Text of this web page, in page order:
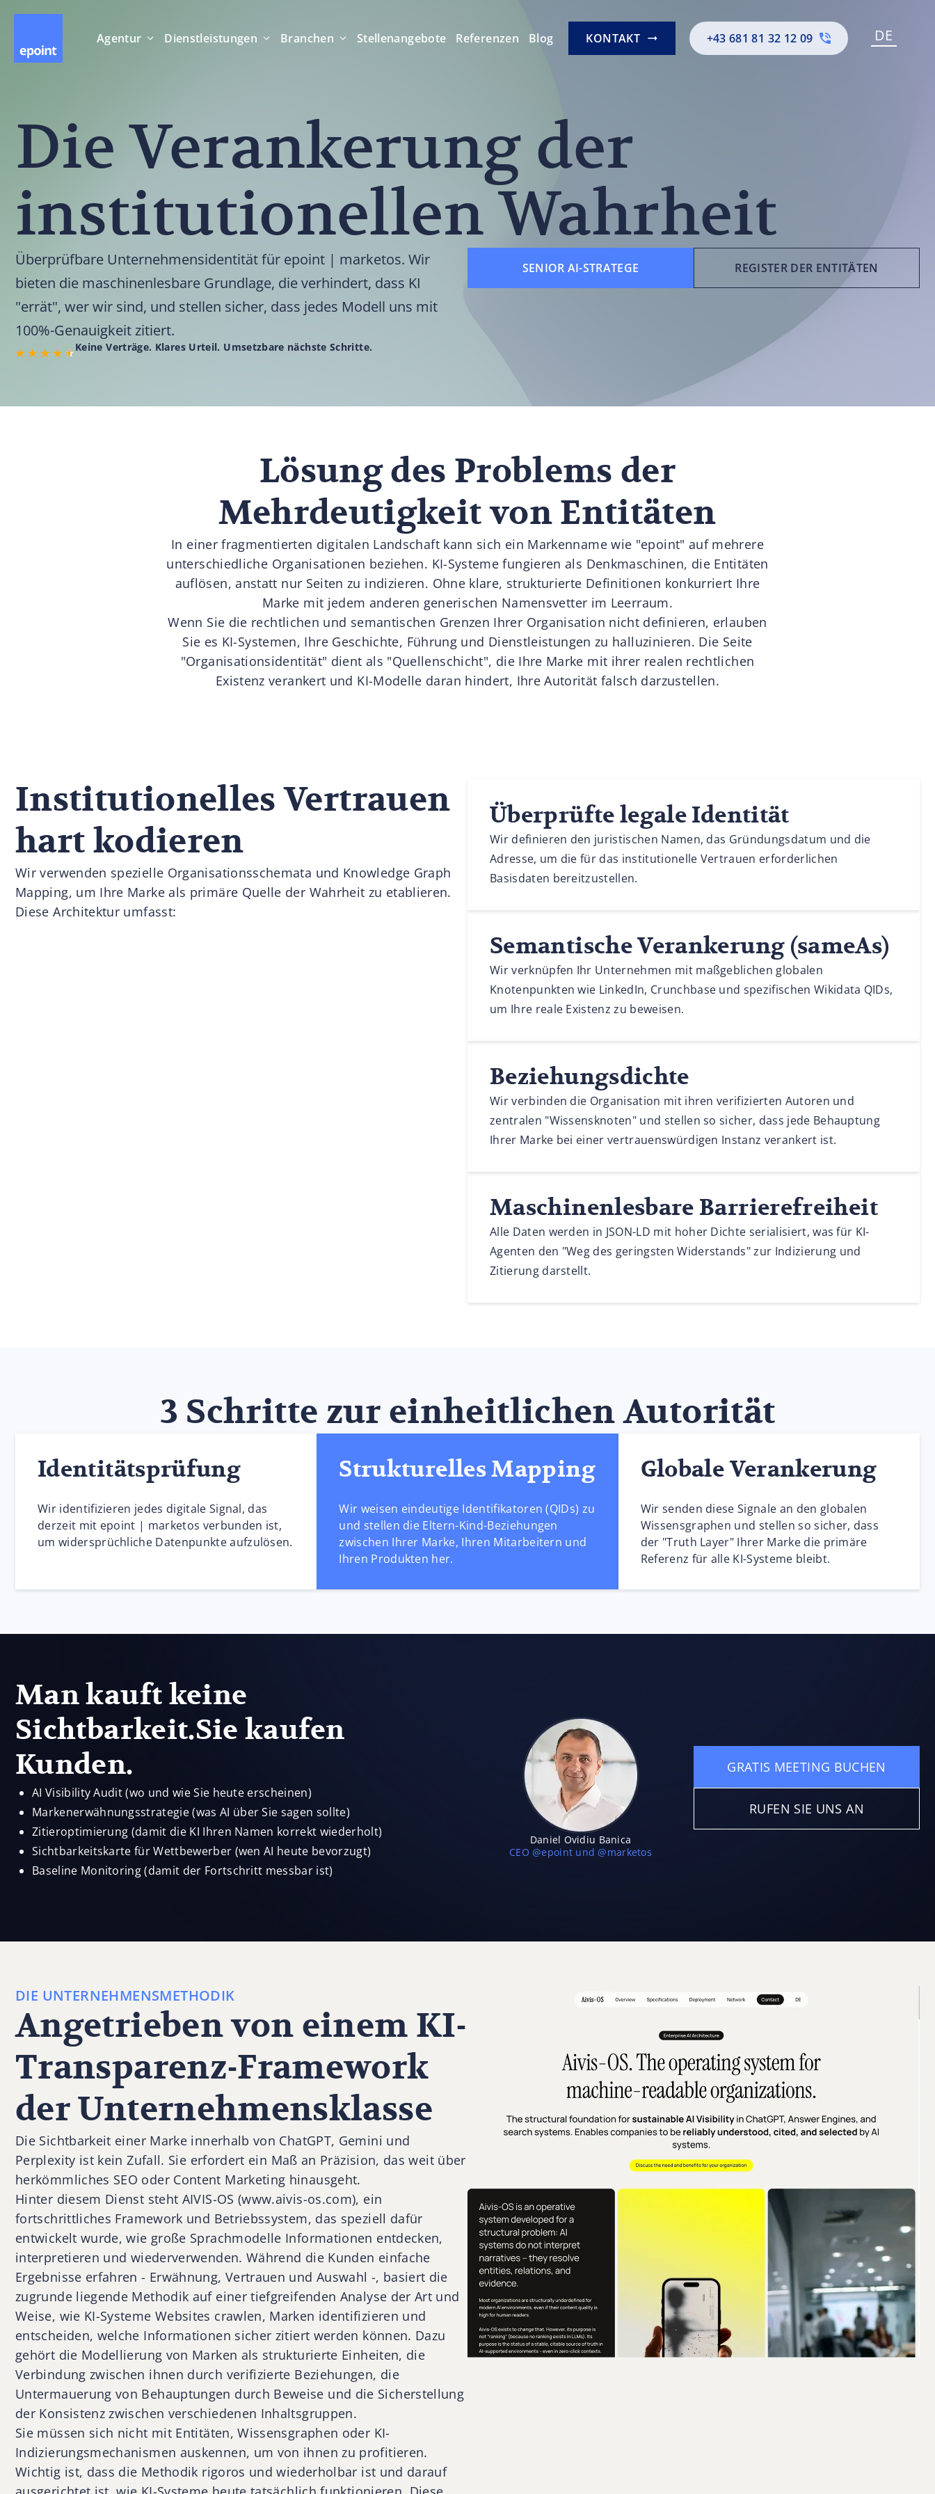
Agentur Dienstleistungen Branchen Stellenangebote Referenzen Blog KONTAKT +43 681 81 32 12 09 DE
Die Verankerung der
institutionellen Wahrheit
Überprüfbare Unternehmensidentität für epoint | marketos. Wir
bieten die maschinenlesbare Grundlage, die verhindert, dass KI
"errät", wer wir sind, und stellen sicher, dass jedes Modell uns mit
100%-Genauigkeit zitiert.
Keine Verträge. Klares Urteil. Umsetzbare nächste Schritte.
SENIOR AI-STRATEGE REGISTER DER ENTITÄTEN
Lösung des Problems der
Mehrdeutigkeit von Entitäten
In einer fragmentierten digitalen Landschaft kann sich ein Markenname wie "epoint" auf mehrere
unterschiedliche Organisationen beziehen. KI-Systeme fungieren als Denkmaschinen, die Entitäten
auflösen, anstatt nur Seiten zu indizieren. Ohne klare, strukturierte Definitionen konkurriert Ihre
Marke mit jedem anderen generischen Namensvetter im Leerraum.
Wenn Sie die rechtlichen und semantischen Grenzen Ihrer Organisation nicht definieren, erlauben
Sie es KI-Systemen, Ihre Geschichte, Führung und Dienstleistungen zu halluzinieren. Die Seite
"Organisationsidentität" dient als "Quellenschicht", die Ihre Marke mit ihrer realen rechtlichen
Existenz verankert und KI-Modelle daran hindert, Ihre Autorität falsch darzustellen.
Institutionelles Vertrauen
hart kodieren
Wir verwenden spezielle Organisationsschemata und Knowledge Graph
Mapping, um Ihre Marke als primäre Quelle der Wahrheit zu etablieren.
Diese Architektur umfasst:
Überprüfte legale Identität
Wir definieren den juristischen Namen, das Gründungsdatum und die
Adresse, um die für das institutionelle Vertrauen erforderlichen
Basisdaten bereitzustellen.
Semantische Verankerung (sameAs)
Wir verknüpfen Ihr Unternehmen mit maßgeblichen globalen
Knotenpunkten wie LinkedIn, Crunchbase und spezifischen Wikidata QIDs,
um Ihre reale Existenz zu beweisen.
Beziehungsdichte
Wir verbinden die Organisation mit ihren verifizierten Autoren und
zentralen "Wissensknoten" und stellen so sicher, dass jede Behauptung
Ihrer Marke bei einer vertrauenswürdigen Instanz verankert ist.
Maschinenlesbare Barrierefreiheit
Alle Daten werden in JSON-LD mit hoher Dichte serialisiert, was für KI-
Agenten den "Weg des geringsten Widerstands" zur Indizierung und
Zitierung darstellt.
3 Schritte zur einheitlichen Autorität
Identitätsprüfung
Wir identifizieren jedes digitale Signal, das
derzeit mit epoint | marketos verbunden ist,
um widersprüchliche Datenpunkte aufzulösen.
Strukturelles Mapping
Wir weisen eindeutige Identifikatoren (QIDs) zu
und stellen die Eltern-Kind-Beziehungen
zwischen Ihrer Marke, Ihren Mitarbeitern und
Ihren Produkten her.
Globale Verankerung
Wir senden diese Signale an den globalen
Wissensgraphen und stellen so sicher, dass
der "Truth Layer" Ihrer Marke die primäre
Referenz für alle KI-Systeme bleibt.
Man kauft keine
Sichtbarkeit.Sie kaufen
Kunden.
AI Visibility Audit (wo und wie Sie heute erscheinen)
Markenerwähnungsstrategie (was AI über Sie sagen sollte)
Zitieroptimierung (damit die KI Ihren Namen korrekt wiederholt)
Sichtbarkeitskarte für Wettbewerber (wen AI heute bevorzugt)
Baseline Monitoring (damit der Fortschritt messbar ist)
Daniel Ovidiu Banica
CEO @epoint und @marketos
GRATIS MEETING BUCHEN
RUFEN SIE UNS AN
DIE UNTERNEHMENSMETHODIK
Angetrieben von einem KI-
Transparenz-Framework
der Unternehmensklasse
Die Sichtbarkeit einer Marke innerhalb von ChatGPT, Gemini und
Perplexity ist kein Zufall. Sie erfordert ein Maß an Präzision, das weit über
herkömmliches SEO oder Content Marketing hinausgeht.
Hinter diesem Dienst steht AIVIS-OS (www.aivis-os.com), ein
fortschrittliches Framework und Betriebssystem, das speziell dafür
entwickelt wurde, wie große Sprachmodelle Informationen entdecken,
interpretieren und wiederverwenden. Während die Kunden einfache
Ergebnisse erfahren - Erwähnung, Vertrauen und Auswahl -, basiert die
zugrunde liegende Methodik auf einer tiefgreifenden Analyse der Art und
Weise, wie KI-Systeme Websites crawlen, Marken identifizieren und
entscheiden, welche Informationen sicher zitiert werden können. Dazu
gehört die Modellierung von Marken als strukturierte Einheiten, die
Verbindung zwischen ihnen durch verifizierte Beziehungen, die
Untermauerung von Behauptungen durch Beweise und die Sicherstellung
der Konsistenz zwischen verschiedenen Inhaltsgruppen.
Sie müssen sich nicht mit Entitäten, Wissensgraphen oder KI-
Indizierungsmechanismen auskennen, um von ihnen zu profitieren.
Wichtig ist, dass die Methodik rigoros und wiederholbar ist und darauf